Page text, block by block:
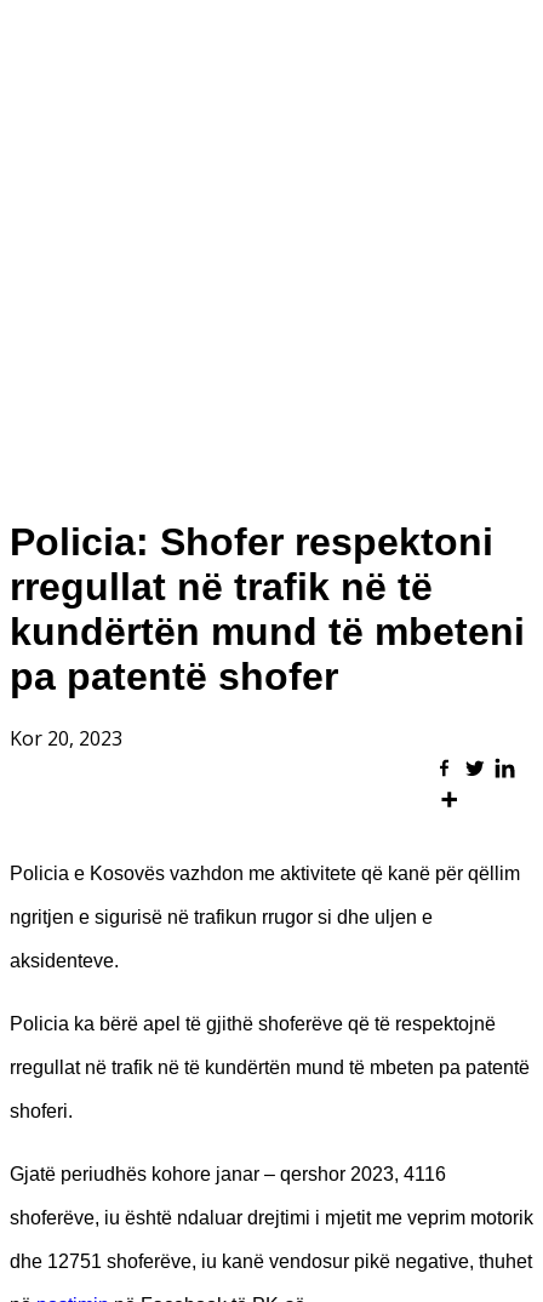
Policia: Shofer respektoni
rregullat në trafik në të
kundërtën mund të mbeteni
pa patentë shofer
Kor 20, 2023
Policia e Kosovës vazhdon me aktivitete që kanë për qëllim
ngritjen e sigurisë në trafikun rrugor si dhe uljen e
aksidenteve.
Policia ka bërë apel të gjithë shoferëve që të respektojnë
rregullat në trafik në të kundërtën mund të mbeten pa patentë
shoferi.
Gjatë periudhës kohore janar – qershor 2023, 4116
shoferëve, iu është ndaluar drejtimi i mjetit me veprim motorik
dhe 12751 shoferëve, iu kanë vendosur pikë negative, thuhet